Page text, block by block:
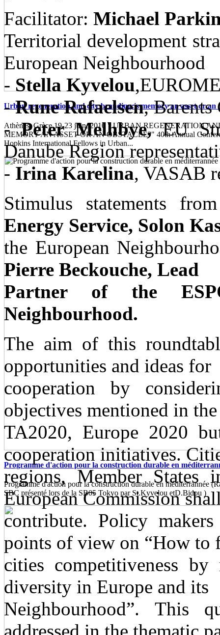
Urban regeneration and city branding:is memory an asset or an
Athènes, Grèce,19-23 juin, 2010 " URBAN REGENERATION
MEMORY AN ASSET OR AN OBSTACLE?" 40th Annual
Hopkins International Fellows in Urban...
Programme d'action pour la construction durable en
Programme d'action pour la construction durable en méditerrannée
SBC présenté lors de la SB05 Tokyo par St.Kyvelou etD.Bidou )
Facilitator: Michael
Territorial development
European Neighbourhood
‐ Stella Kyvelou
‐Rune Rafaelsen, Barents
‐Peter Melhbye,EU
Danube Region
‐ Irina Karelina, VASAB
Stimulus statements
Energy Service, Solon
the European
Pierre Beckouche, Lead
Partner of the
Neighbourhood.
The aim of this
opportunities and ideas for
cooperation by
objectives mentioned in the
TA2020, Europe 2020
cooperation initiatives.
regions, Member States
European Commission
contribute. Policy
points of view on “How to
cities competitiveness
diversity in Europe and its
Neighbourhood”. This